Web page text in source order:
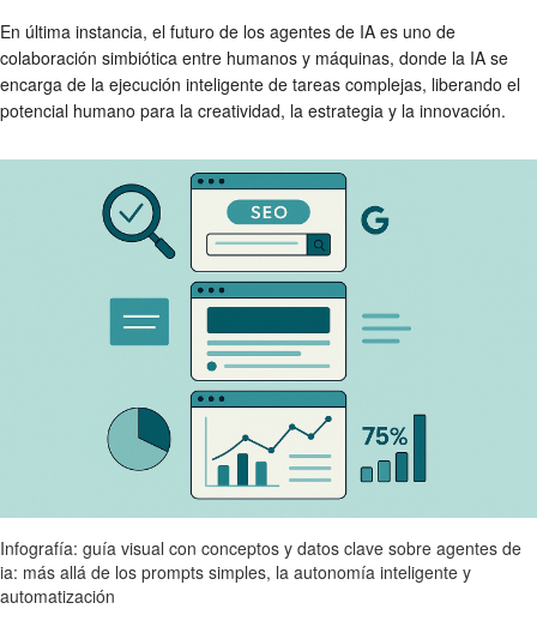
En última instancia, el futuro de los agentes de IA es uno de
colaboración simbiótica entre humanos y máquinas, donde la IA se
encarga de la ejecución inteligente de tareas complejas, liberando el
potencial humano para la creatividad, la estrategia y la innovación.
Infografía: guía visual con conceptos y datos clave sobre agentes de
ia: más allá de los prompts simples, la autonomía inteligente y
automatización